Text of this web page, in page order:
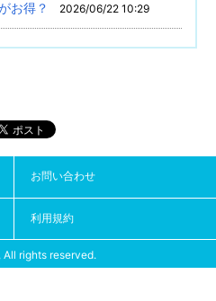
お得？ 2026/06/22 10:29
お問い合わせ
利用規約
rights reserved.